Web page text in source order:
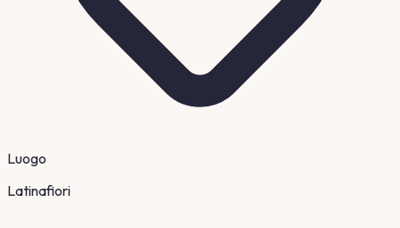
Luogo
Latinafiori